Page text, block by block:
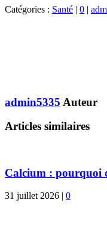
Catégories : Santé | 0 |
admin5335 Auteur
Articles similaires
Calcium : pourquoi
31 juillet 2026 0